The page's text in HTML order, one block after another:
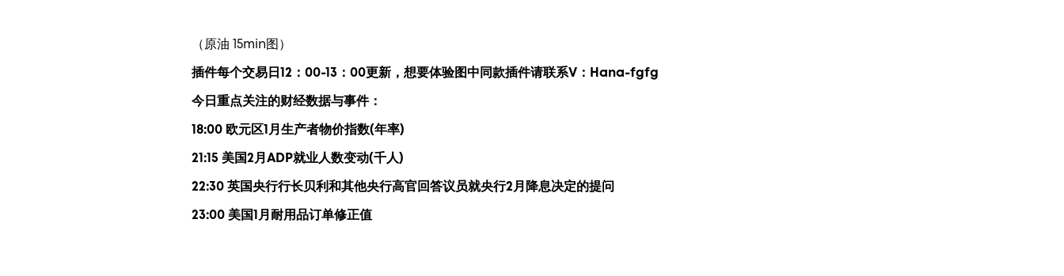
（原油 15min图）
插件每个交易日12：00-13：00更新， 想要体验图中 同款插件请联系V： Hana-fgfg
今日重点关注的财经数据与事件：
18:00 欧元区1月生产者物价指数(年率)
21:15 美国2月ADP就业人数变动(千人)
22:30 英国央行行长贝利和其他央行高官回答议员就央行2月降息决定的提问
23:00 美国1月耐用品订单修正值